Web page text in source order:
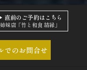
直前のご予約はこちら
姉妹店「竹と和食 結縁」
でのお問合せ